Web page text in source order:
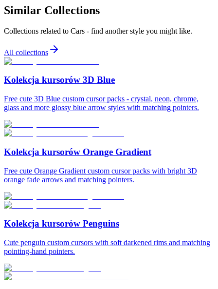
Similar Collections
Collections related to Cars - find another style you might like.
All collections
Kolekcja kursorów 3D Blue
Free cute 3D Blue custom cursor packs - crystal, neon, chrome,
glass and more glossy blue arrow styles with matching pointers.
Kolekcja kursorów Orange Gradient
Free cute Orange Gradient custom cursor packs with bright 3D
orange fade arrows and matching pointers.
Kolekcja kursorów Penguins
Cute penguin custom cursors with soft darkened rims and matching
pointing-hand pointers.